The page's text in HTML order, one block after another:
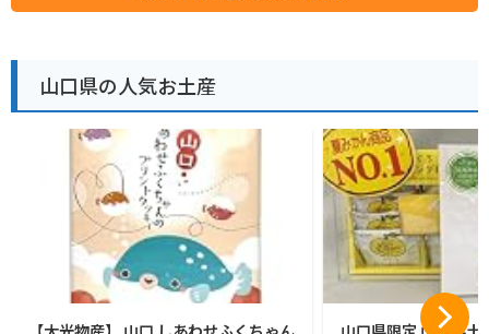
山口県の人気お土産